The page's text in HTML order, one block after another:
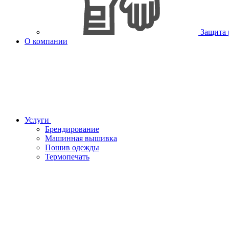
Защита
О компании
Услуги
Брендирование
Машинная вышивка
Пошив одежды
Термопечать